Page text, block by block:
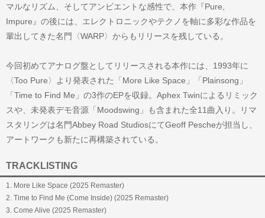
マルなリズム、そしてアンビエントな感性で、本作『Pure,
Impure』の後には、エレクトロニックやテクノを軸に多彩な作品を
輩出してきた名門〈WARP〉からもリリースを残している。
今回初めてアナログ盤としてリリースされる本作には、1993年に
〈Too Pure〉より発表された「More Like Space」「Plainsong」
「Time to Find Me」の3作のEPを収録。Aphex Twinによるリミック
スや、未発表デモ音源「Moodswing」も含まれた全11曲入り。リマ
スタリングは名門Abbey Road StudiosにてGeoff Pescheが担当し、
アートワークも新たに再構築されている。
TRACKLISTING
1. More Like Space (2025 Remaster)
2. Time to Find Me (Come Inside) (2025 Remaster)
3. Come Alive (2025 Remaster)